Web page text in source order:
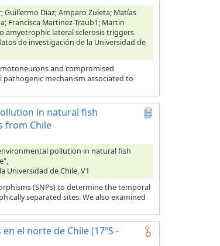
Guillermo Diaz; Amparo Zuleta; Matías
Francisca Martinez-Traub1; Martin
amyotrophic lateral sclerosis triggers
de investigación de la Universidad de
motoneurons and compromised
pathogenic mechanism associated to
in natural fish
from Chile
pollution in natural fish
Universidad de Chile, V1
(SNPs) to determine the temporal
separated sites. We also examined
el norte de Chile (17ºS -